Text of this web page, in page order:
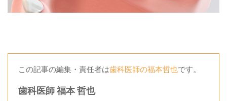
この記事の編集・責任者は歯科医師の福本哲也です。
歯科医師 福本 哲也